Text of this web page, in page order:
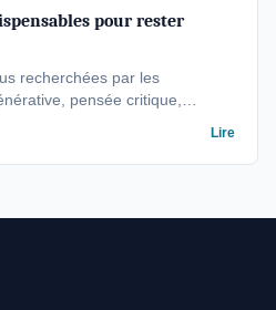
pour rester
recherchées par les
pensée critique,
Lire